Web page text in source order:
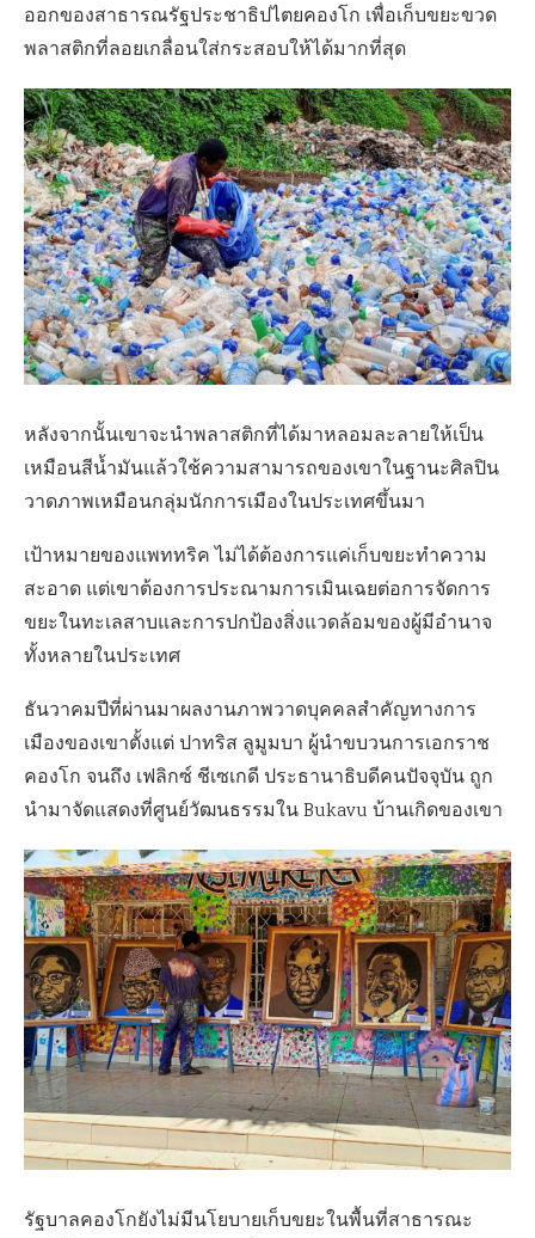
ออกของสาธารณรัฐประชาธิปไตยคองโก เพื่อเก็บขยะขวด
พลาสติกที่ลอยเกลื่อนใส่กระสอบให้ได้มากที่สุด
หลังจากนั้นเขาจะนำพลาสติกที่ได้มาหลอมละลายให้เป็น
เหมือนสีน้ำมันแล้วใช้ความสามารถของเขาในฐานะศิลปิน
วาดภาพเหมือนกลุ่มนักการเมืองในประเทศขึ้นมา
เป้าหมายของแพททริค ไม่ได้ต้องการแค่เก็บขยะทำความ
สะอาด แต่เขาต้องการประณามการเมินเฉยต่อการจัดการ
ขยะในทะเลสาบและการปกป้องสิ่งแวดล้อมของผู้มีอำนาจ
ทั้งหลายในประเทศ
ธันวาคมปีที่ผ่านมาผลงานภาพวาดบุคคลสำคัญทางการ
เมืองของเขาตั้งแต่ ปาทริส ลูมูมบา ผู้นำขบวนการเอกราช
คองโก จนถึง เฟลิกซ์ ชีเซเกดี ประธานาธิบดีคนปัจจุบัน ถูก
นำมาจัดแสดงที่ศูนย์วัฒนธรรมในBukavu บ้านเกิดของเขา
รัฐบาลคองโกยังไม่มีนโยบายเก็บขยะในพื้นที่สาธารณะ